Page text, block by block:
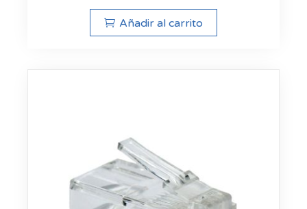
Añadir al carrito